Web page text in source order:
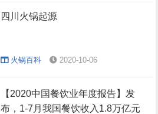
四川火锅起源
火锅百科 2020-10-06
【2020中国餐饮业年度报告】发
布，1-7月我国餐饮收入1.8万亿元